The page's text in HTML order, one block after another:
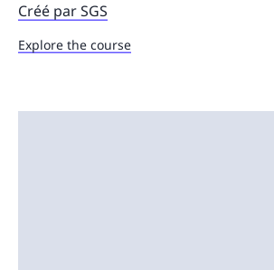
Créé par SGS
Explore the course